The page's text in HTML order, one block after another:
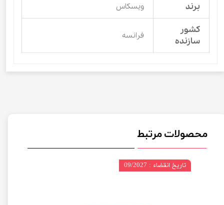
برند ویسکاس
کشور
سازنده
فرانسه
محصولات مرتبط
تاریخ انقضاء : 09/2027